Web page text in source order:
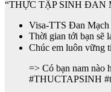
“THỰC TẬP SINH ĐAN
Visa-TTS Đan Mạch
Thời gian tới bạn sẽ
Chúc em luôn vững
=> Có bạn nam nào
#THUCTAPSINH